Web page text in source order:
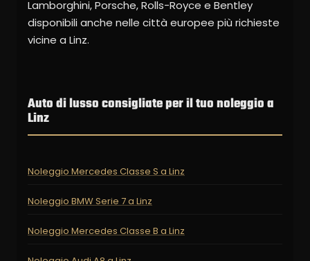
Lamborghini, Porsche, Rolls-Royce e Bentley
disponibili anche nelle città europee più richieste
vicine a Linz.
Auto di lusso consigliate per il tuo noleggio a
Linz
Noleggio Mercedes Classe S a Linz
Noleggio BMW Serie 7 a Linz
Noleggio Mercedes Classe B a Linz